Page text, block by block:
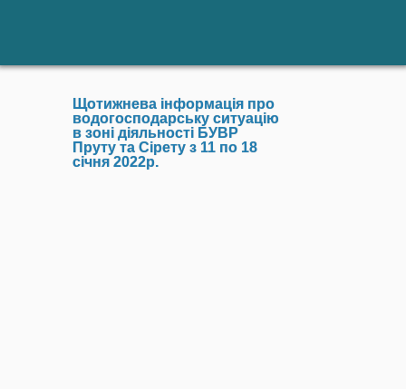
Щотижнева інформація про
водогосподарську ситуацію
в зоні діяльності БУВР
Пруту та Сірету з 11 по 18
січня 2022р.